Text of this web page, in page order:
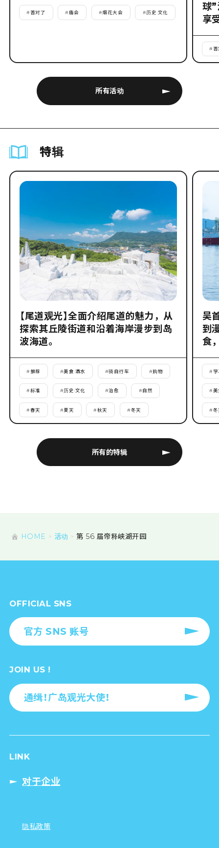
所有活动
# 答对了 #庙会 #烟花大会 #历史·文化
球
享
#
特辑
所有的特辑
【尾道观光】全面介绍尾道的魅力，从
探索其丘陵街道和沿着海岸漫步到岛
波海道。
#推荐 #美食·酒水 #骑自行车 #购物
#标准 #历史·文化 #治愈 #自然
#春天 #夏天 #秋天 #冬天
吴
到
食
# 学
#美
#冬
HOME 活动 第 56 届帝释峡湖开园
OFFICIAL SNS
官方 SNS 账号
JOIN US !
通缉！广岛观光大使！
LINK
对于企业
隐私政策